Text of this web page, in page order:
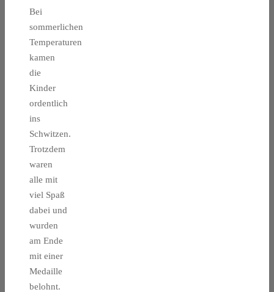
Bei
sommerlichen
Temperaturen
kamen
die
Kinder
ordentlich
ins
Schwitzen.
Trotzdem
waren
alle mit
viel Spaß
dabei und
wurden
am Ende
mit einer
Medaille
belohnt.